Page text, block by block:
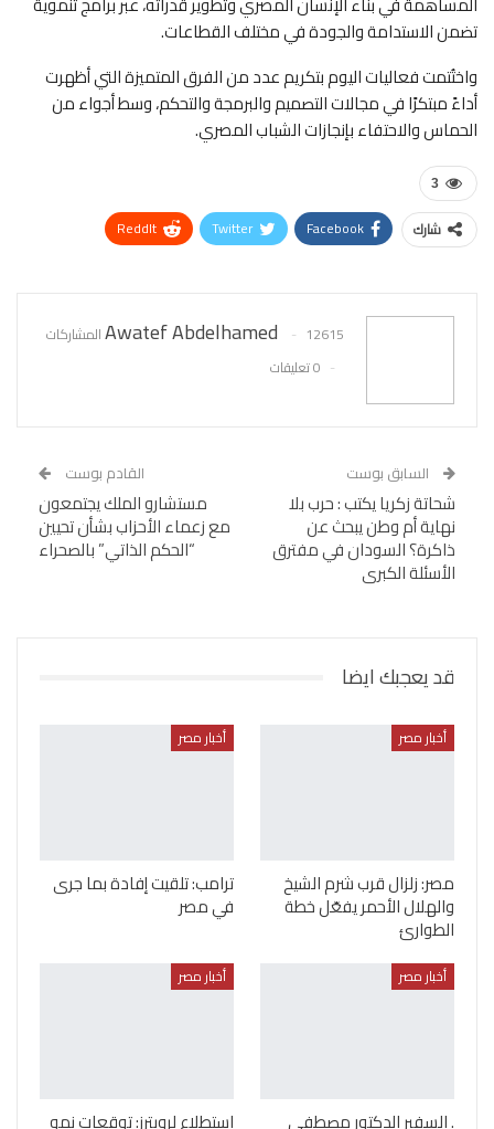
تضمن الاستدامة والجودة في مختلف القطاعات.
واختُتمت فعاليات اليوم بتكريم عدد من الفرق المتميزة التي أظهرت
أداءً مبتكرًا في مجالات التصميم والبرمجة والتحكم، وسط أجواء من
الحماس والاحتفاء بإنجازات الشباب المصري.
3
شارك Facebook
Twitter
ReddIt
Awatef Abdelhamed
12615 المشاركات
0 تعليقات
السابق بوست
شحاتة زكريا يكتب : حرب بلا
نهاية أم وطن يبحث عن
ذاكرة؟ السودان في مفترق
الأسئلة الكبرى
القادم بوست
مستشارو الملك يجتمعون
مع زعماء الأحزاب بشأن تحيين
“الحكم الذاتي” بالصحراء
قد يعجبك ايضا
أخبار مصر
مصر: زلزال قرب شرم الشيخ
والهلال الأحمر يفعّل خطة
الطوارئ
أخبار مصر
ترامب: تلقيت إفادة بما جرى
في مصر
أخبار مصر
. السفير الدكتور مصطفى
أخبار مصر
استطلاع لرويترز: توقعات نمو